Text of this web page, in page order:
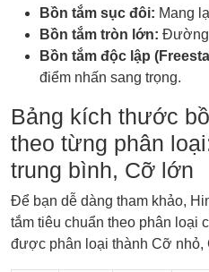
Bồn tắm sục đôi: Mang
Bồn tắm tròn lớn: Đường
Bồn tắm độc lập
điểm nhấn sang trọng.
Bảng kích thước
theo từng phân
trung bình, Cỡ lớn
Để bạn dễ dàng tham khảo,
tắm tiêu chuẩn theo phân loại
được phân loại thành Cỡ